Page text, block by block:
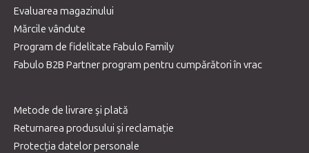
Evaluarea magazinului
Mărcile vândute
Program de fidelitate Fabulo Family
Fabulo B2B Partner program pentru cumpărători în vrac
Metode de livrare și plată
Returnarea produsului și reclamație
Protecția datelor personale